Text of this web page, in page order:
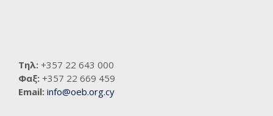
Τηλ: +357 22 643 000
Φαξ: +357 22 669 459
Email: info@oeb.org.cy